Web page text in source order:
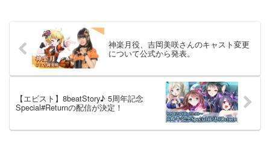
神楽月役、吉岡美咲さんのキャスト変更
について公式から発表。
【エビスト】8beatStory♪ 5周年記念
Special#Returnの配信が決定！